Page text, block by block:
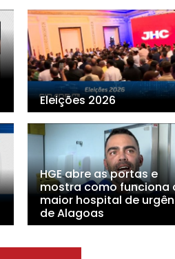
Eleições 2026
HGE abre as portas e
mostra como funciona
maior hospital de
de Alagoas